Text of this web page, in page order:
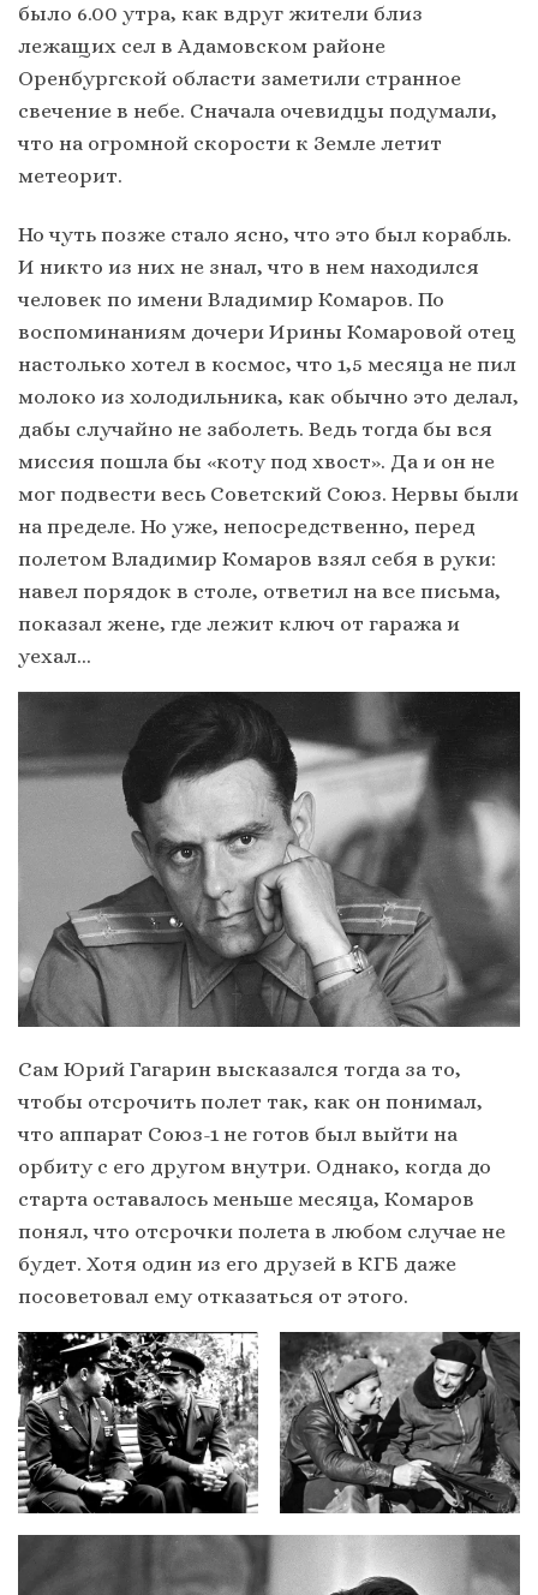
было 6.00 утра, как вдруг жители близ
лежащих сел в Адамовском районе
Оренбургской области заметили странное
свечение в небе. Сначала очевидцы подумали,
что на огромной скорости к Земле летит
метеорит.
Но чуть позже стало ясно, что это был корабль.
И никто из них не знал, что в нем находился
человек по имени Владимир Комаров. По
воспоминаниям дочери Ирины Комаровой отец
настолько хотел в космос, что 1,5 месяца не пил
молоко из холодильника, как обычно это делал,
дабы случайно не заболеть. Ведь тогда бы вся
миссия пошла бы «коту под хвост». Да и он не
мог подвести весь Советский Союз. Нервы были
на пределе. Но уже, непосредственно, перед
полетом Владимир Комаров взял себя в руки:
навел порядок в столе, ответил на все письма,
показал жене, где лежит ключ от гаража и
уехал…
Сам Юрий Гагарин высказался тогда за то,
чтобы отсрочить полет так, как он понимал,
что аппарат Союз-1 не готов был выйти на
орбиту с его другом внутри. Однако, когда до
старта оставалось меньше месяца, Комаров
понял, что отсрочки полета в любом случае не
будет. Хотя один из его друзей в КГБ даже
посоветовал ему отказаться от этого.